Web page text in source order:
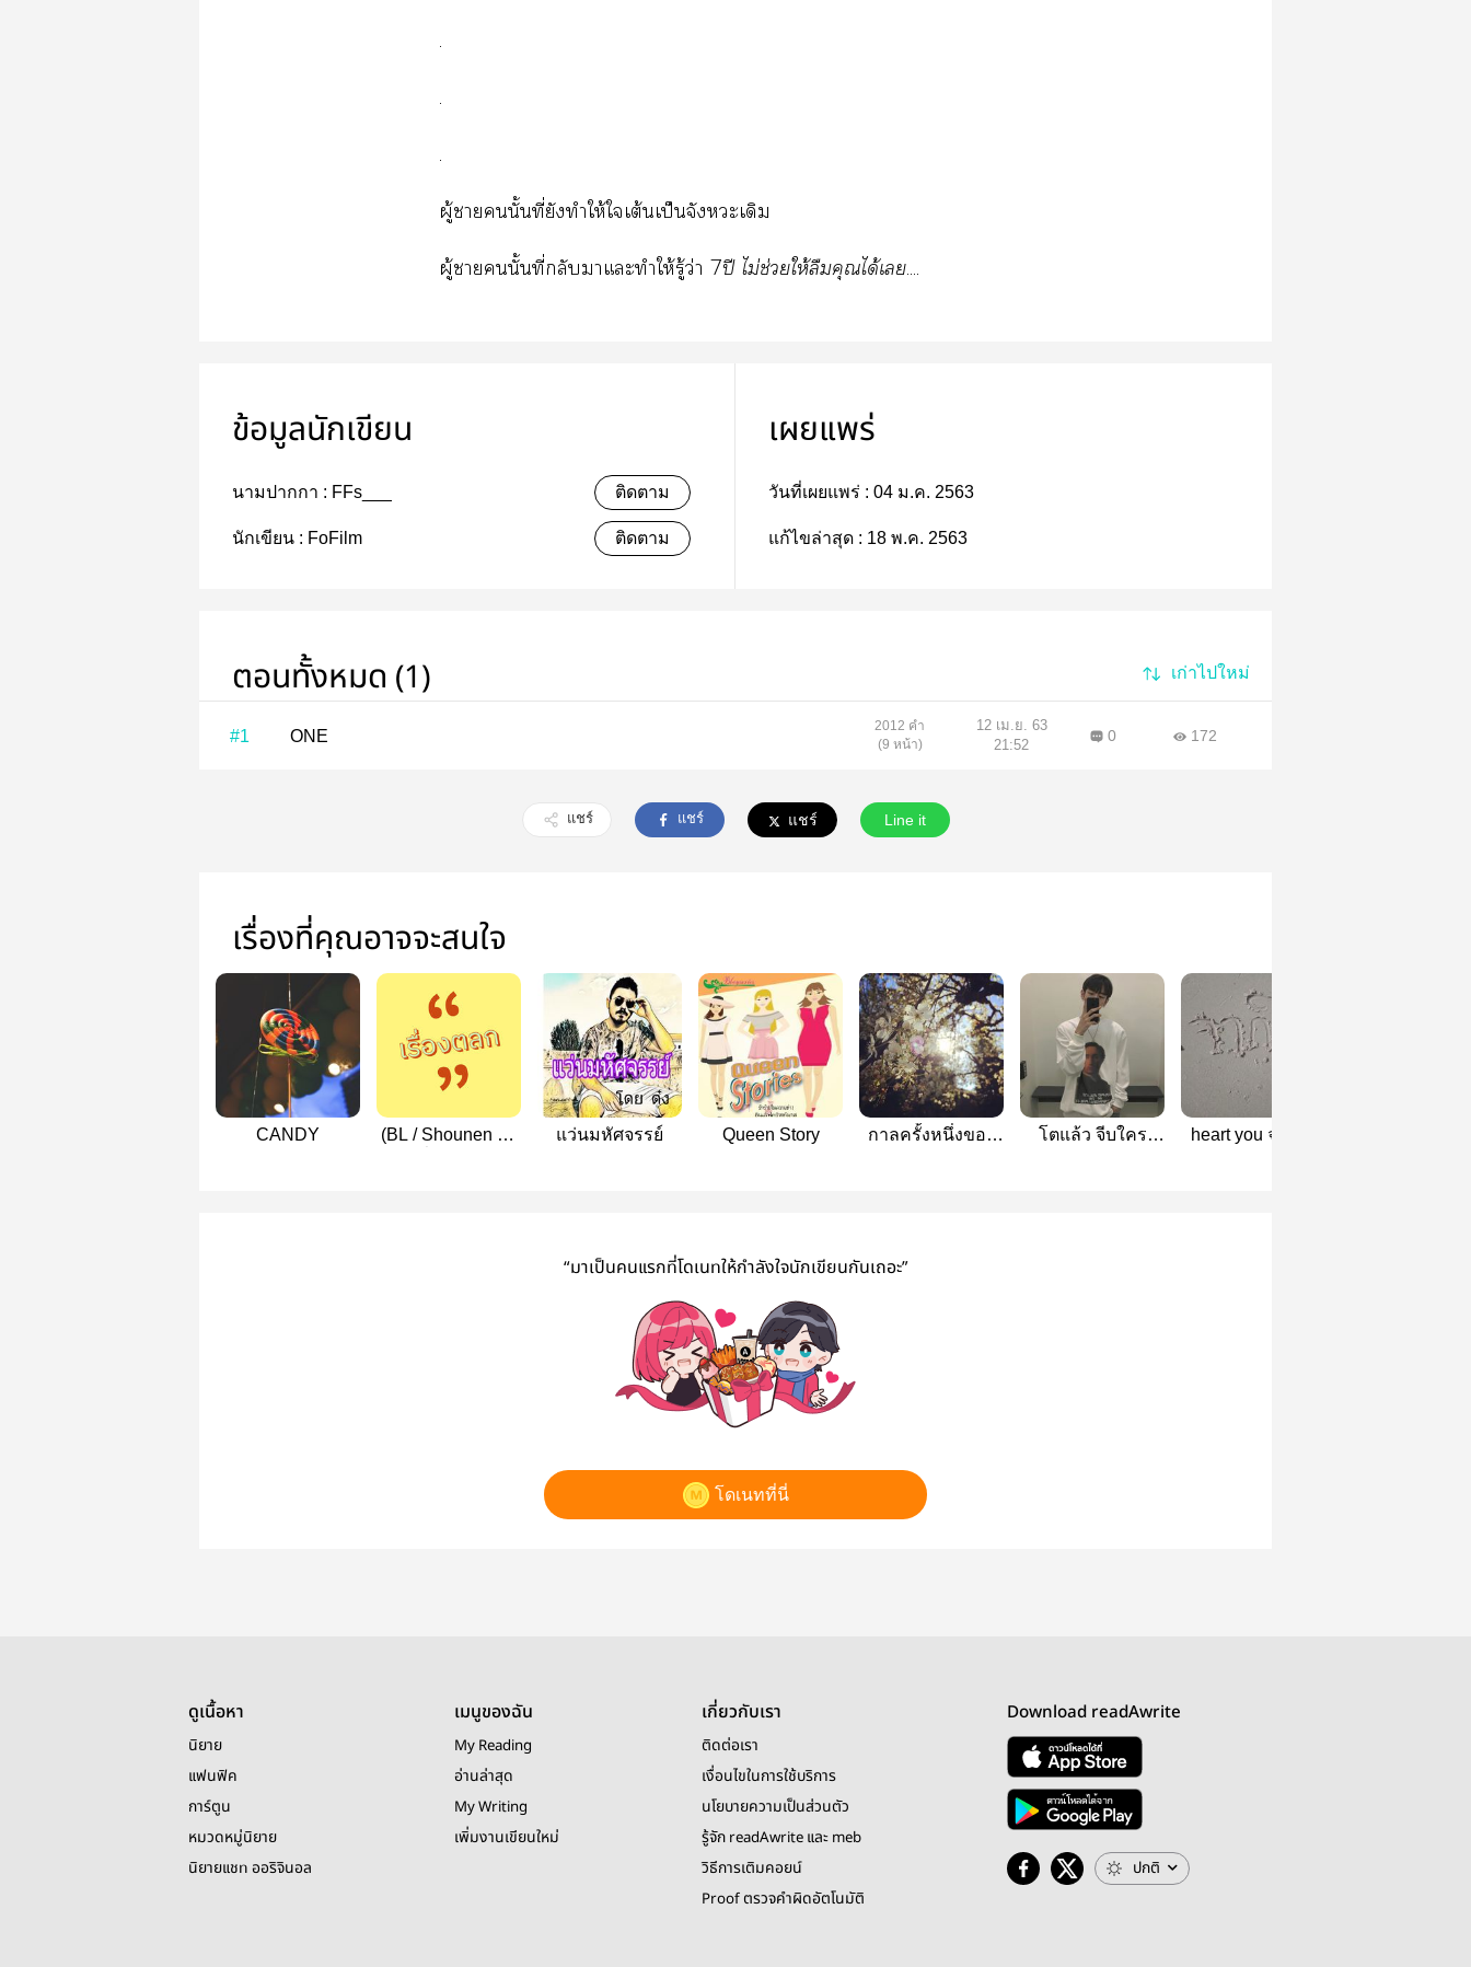
.
.
.
ผู้านั้นที่ยังทำให้ใเต้นเป็นจังหวะเดิม
ผู้านั้นที่กลับาแะทำให้รู้ว่า 7ปี ไม่ช่วยให้ลืมคุณได้เ....
ข้อมูลนักเขียน
นามปากกา : FFs___ ติดตาม
นักเขียน : FoFilm ติดตาม
เผยแพร่
วันที่เผยแพร่ : 04 ม.ค. 2563
แก้ไขล่าสุด : 18 พ.ค. 2563
ตอนทั้งหมด (1) เก่าไปใหม่
#1 ONE
2012 คำ
(9 หน้า)
12 เม.ย. 63
21:52
0 172
แชร์ แชร์ แชร์ Line it
เรื่องที่คุณอาจจะสนใจ
CANDY
(BL / Shounen ai)
แว่นมหัศจรรย์ Queen Story
กาลครั้งหนึ่งของ
โตแล้ว จีบใคร
heart you จากใจ
“มาเป็นคนแรกที่โดเนทให้กำลังใจนักเขียนกันเถอะ”
โดเนทที่นี่
ดูเนื้อหา
นิยาย
แฟนฟิค
การ์ตูน
หมวดหมู่นิยาย
นิยายแชท ออริจินอล
เมนูของฉัน
My Reading
อ่านล่าสุด
My Writing
เพิ่มงานเขียนใหม่
เกี่ยวกับเรา
ติดต่อเรา
เงื่อนไขในการใช้บริการ
นโยบายความเป็นส่วนตัว
รู้จัก readAwrite และ meb
วิธีการเติมคอยน์
Proof ตรวจคำผิดอัตโนมัติ
Download readAwrite
ปกติ